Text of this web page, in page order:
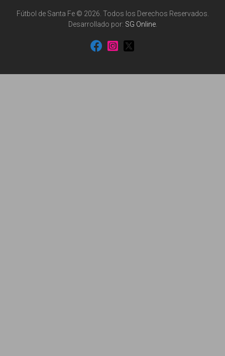
Fútbol de Santa Fe © 2026. Todos los Derechos Reservados.
Desarrollado por: SG Online.